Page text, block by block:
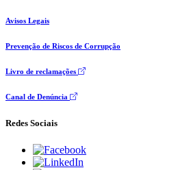
Avisos Legais
Prevenção de Riscos de Corrupção
Livro de reclamações
Canal de Denúncia
Redes Sociais